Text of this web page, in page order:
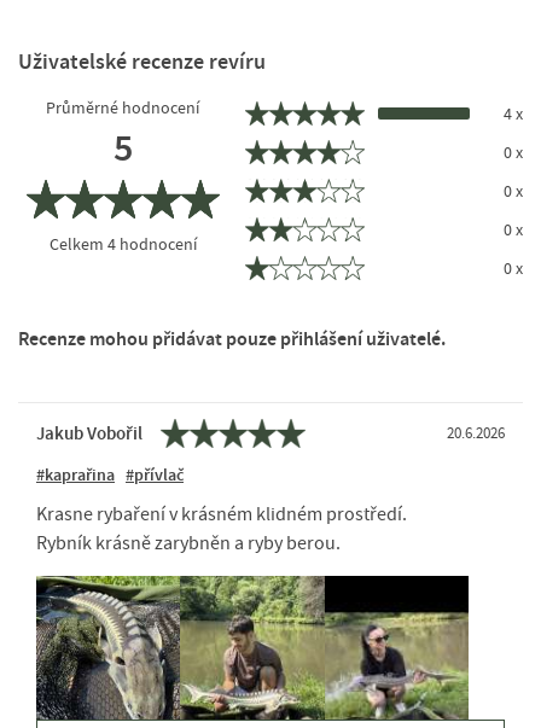
Uživatelské recenze revíru
Průměrné hodnocení
5
Celkem 4hodnocení
4 x
0 x
0 x
0 x
0 x
Recenze mohou přidávat pouze přihlášení uživatelé.
Jakub Vobořil 20.6.2026
#kaprařina #přívlač
Krasne rybaření v krásném klidném prostředí.
Rybník krásně zarybněn a ryby berou.